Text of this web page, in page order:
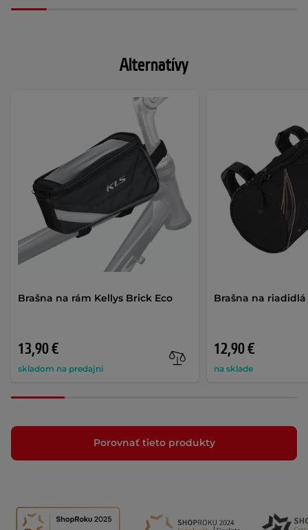
Alternatívy
Brašna na rám Kellys Brick Eco
13,90 €
skladom na predajni
Brašna na riadidlá
12,90 €
na sklade
Porovnať tieto produkty